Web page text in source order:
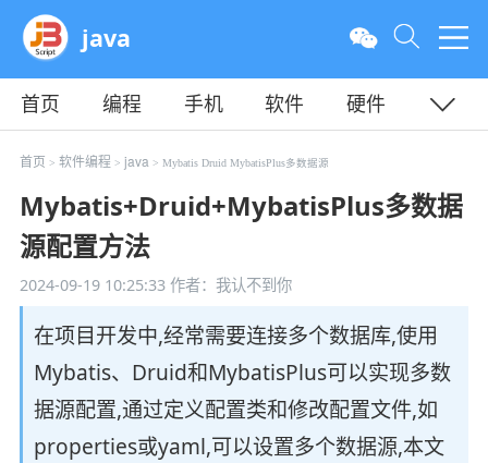
java
首页 编程 手机 软件
硬件
教程
平面 服务器
首页 > 软件编程 > java> Mybatis Druid MybatisPlus多数据源
Mybatis+Druid+MybatisPlus多数据
源配置方法
2024-09-19 10:25:33作者：我认不到你
在项目开发中,经常需要连接多个数据库,使用
Mybatis、Druid和MybatisPlus可以实现多数
据源配置,通过定义配置类和修改配置文件,如
properties或yaml,可以设置多个数据源,本文